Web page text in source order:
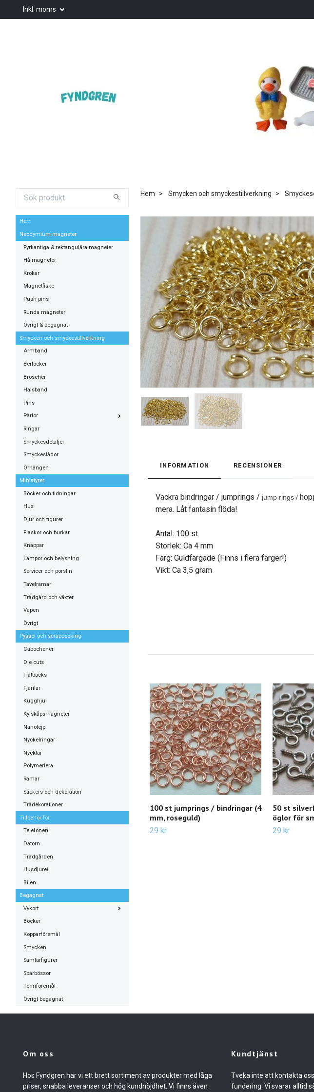
Inkl. moms
Hem
Neodymium magneter
Fyrkantiga & rektangulära magneter
Hålmagneter
Krokar
Magnetfiske
Push pins
Runda magneter
Övrigt & begagnat
Smycken och smyckestillverkning
Armband
Berlocker
Broscher
Halsband
Pins
Pärlor
Ringar
Smyckesdetaljer
Smyckeslådor
Örhängen
Miniatyrer
Böcker och tidningar
Hus
Djur och figurer
Flaskor och burkar
Knappar
Lampor och belysning
Servicer och porslin
Tavelramar
Trädgård och växter
Vapen
Övrigt
Pyssel och scrapbooking
Cabochoner
Die cuts
Flatbacks
Fjärilar
Kugghjul
Kylskåpsmagneter
Nanotejp
Nyckelringar
Nycklar
Polymerlera
Ramar
Stickers och dekoration
Trädekorationer
Tillbehör för
Telefonen
Datorn
Trädgården
Husdjuret
Bilen
Begagnat
Vykort
Böcker
Kopparföremål
Smycken
Samlarfigurer
Sparbössor
Tennföremål
Övrigt begagnat
Hem Smycken och smyckestillverkning
INFORMATION RECENSIONER
Vackra bindringar / jumprings / jump rings /
mera. Låt fantasin flöda!
Antal: 100 st
Storlek: Ca 4 mm
Färg: Guldfärgade (Finns i flera färger!)
Vikt: Ca 3,5 gram
100 st jumprings / bindringar (4
mm, roseguld)
29 kr
50 st
öglor för
29 kr
Om oss
Hos Fyndgren har vi ett brett sortiment av produkter med låga
priser, snabba leveranser och hög kundnöjdhet. Vi finns även
Kundtjänst
Tveka inte att kontakta
fundering. Vi svarar alltid